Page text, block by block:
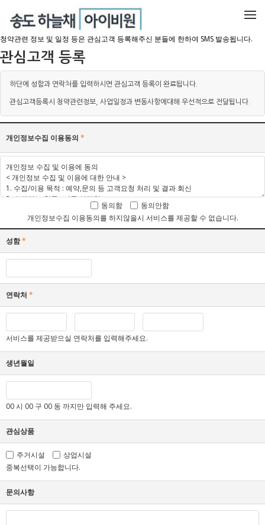
메뉴 건너뛰기
청약관련 정보 및 일정 등은 관심고객 등록해주신 분들에 한하여 SMS 발송됩니다.
관심고객 등록
하단에 성함과 연락처를 입력하시면 관심고객 등록이 완료됩니다.
관심고객등록시 청약관련정보, 사업일정과 변동사항에대해 우선적으로 전달됩니다.
개인정보수집 이용동의 *
동의함
동의안함
개인정보수집 이용동의를 하지않을시 서비스를 제공할 수 없습니다.
성함*
연락처 *
서비스를 제공받으실 연락처를 입력해주세요.
생년월일
00 시 00 구 00 동 까지만 입력해 주세요.
관심상품
주거시설
상업시설
중복선택이 가능합니다.
문의사항